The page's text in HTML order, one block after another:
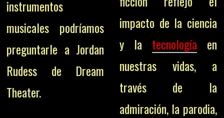
instrumentos
musicales podríamos
preguntarle a Jordan
Rudess de Dream
Theater.
impacto de la ciencia
y la tecnología en
nuestras vidas, a
través de la
admiración, la parodia,